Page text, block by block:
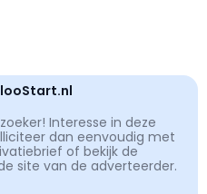
Interesse in deze
dan eenvoudig met
of bekijk de
site van de adverteerder.